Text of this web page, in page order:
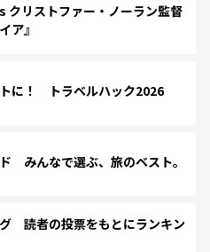
リストファー・ノーラン監督
ア』
に！ トラベルハック2026
みんなで選ぶ、旅のベスト。
読者の投票をもとにランキン